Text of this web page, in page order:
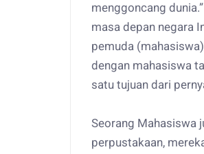
menggoncang
masa depan negara
pemuda
dengan mahasiswa
satu tujuan dari
Seorang Mahasiswa
perpustakaan,